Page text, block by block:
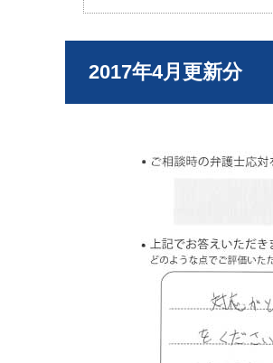
2017年4月更新分